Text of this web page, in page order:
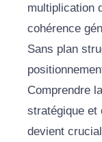
multiplication
cohérence
Sans plan
Comprendre
stratégique et
devient